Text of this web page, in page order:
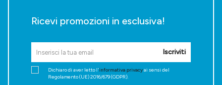
Ricevi promozioni in esclusiva!
Iscriviti
Dichiaro di aver letto l'informativa privacyai sensi del
Regolamento (UE) 2016/679 (GDPR).